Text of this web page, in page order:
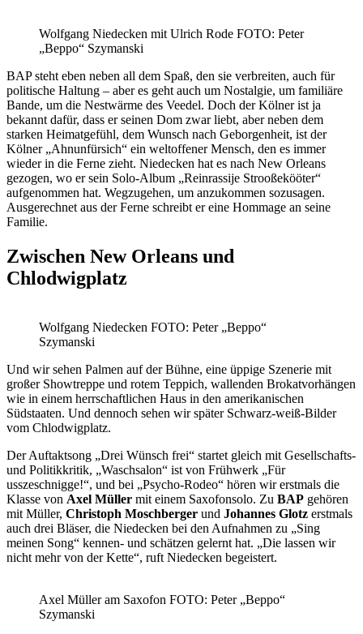
Wolfgang Niedecken mit Ulrich Rode FOTO: Peter
„Beppo“ Szymanski
BAP steht eben neben all dem Spaß, den sie verbreiten, auch für
politische Haltung – aber es geht auch um Nostalgie, um familiäre
Bande, um die Nestwärme des Veedel. Doch der Kölner ist ja
bekannt dafür, dass er seinen Dom zwar liebt, aber neben dem
starken Heimatgefühl, dem Wunsch nach Geborgenheit, ist der
Kölner „Ahnunfürsich“ ein weltoffener Mensch, den es immer
wieder in die Ferne zieht. Niedecken hat es nach New Orleans
gezogen, wo er sein Solo-Album „Reinrassije Strooßekööter“
aufgenommen hat. Wegzugehen, um anzukommen sozusagen.
Ausgerechnet aus der Ferne schreibt er eine Hommage an seine
Familie.
Zwischen New Orleans und
Chlodwigplatz
Wolfgang Niedecken FOTO: Peter „Beppo“
Szymanski
Und wir sehen Palmen auf der Bühne, eine üppige Szenerie mit
großer Showtreppe und rotem Teppich, wallenden Brokatvorhängen
wie in einem herrschaftlichen Haus in den amerikanischen
Südstaaten. Und dennoch sehen wir später Schwarz-weiß-Bilder
vom Chlodwigplatz.
Der Auftaktsong „Drei Wünsch frei“ startet gleich mit Gesellschafts-
und Politikkritik, „Waschsalon“ ist von Frühwerk „Für
usszeschnigge!“, und bei „Psycho-Rodeo“ hören wir erstmals die
Klasse von Axel Müller mit einem Saxofonsolo. Zu BAP gehören
mit Müller, Christoph Moschberger und Johannes Glotz erstmals
auch drei Bläser, die Niedecken bei den Aufnahmen zu „Sing
meinen Song“ kennen- und schätzen gelernt hat. „Die lassen wir
nicht mehr von der Kette“, ruft Niedecken begeistert.
Axel Müller am Saxofon FOTO: Peter „Beppo“
Szymanski